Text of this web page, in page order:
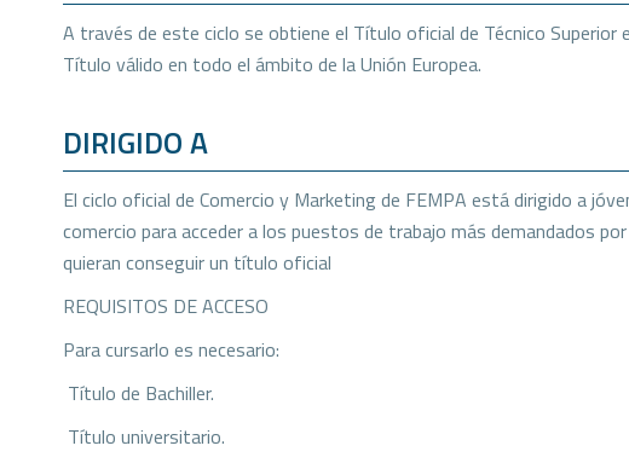
A través de este ciclo se obtiene el Título oficial de Técnico Superior
Título válido en todo el ámbito de la Unión Europea.
DIRIGIDO A
El ciclo oficial de Comercio y Marketing de FEMPA está dirigido a
comercio para acceder a los puestos de trabajo más demandados
quieran conseguir un título oficial
REQUISITOS DE ACCESO
Para cursarlo es necesario:
 Título de Bachiller.
 Título universitario.